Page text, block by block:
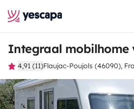
Integraal mobilhome
4,91 (11)Flaujac-Poujols (46090),